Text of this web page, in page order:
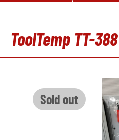
ToolTemp TT-
Sold out